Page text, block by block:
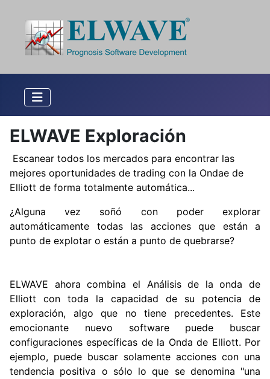
ELWAVE Exploración
Escanear todos los mercados para encontrar las
mejores oportunidades de trading con la Ondae de
Elliott de forma totalmente automática...
¿Alguna vez soñó con poder explorar
automáticamente todas las acciones que están a
punto de explotar o están a punto de quebrarse?
ELWAVE ahora combina el Análisis de la onda de
Elliott con toda la capacidad de su potencia de
exploración, algo que no tiene precedentes. Este
emocionante nuevo software puede buscar
configuraciones específicas de la Onda de Elliott. Por
ejemplo, puede buscar solamente acciones con una
tendencia positiva o sólo lo que se denomina "una